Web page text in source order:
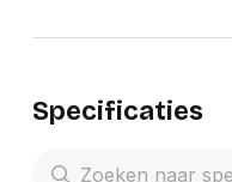
Specificaties